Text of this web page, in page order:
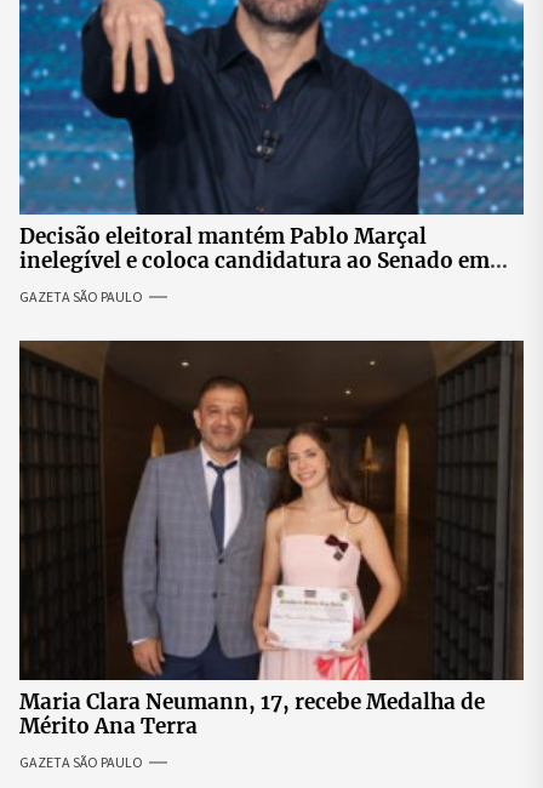
Decisão eleitoral mantém Pablo Marçal
inelegível e coloca candidatura ao Senado em
GAZETA SÃO PAULO
Maria Clara Neumann, 17, recebe Medalha de
Mérito Ana Terra
GAZETA SÃO PAULO